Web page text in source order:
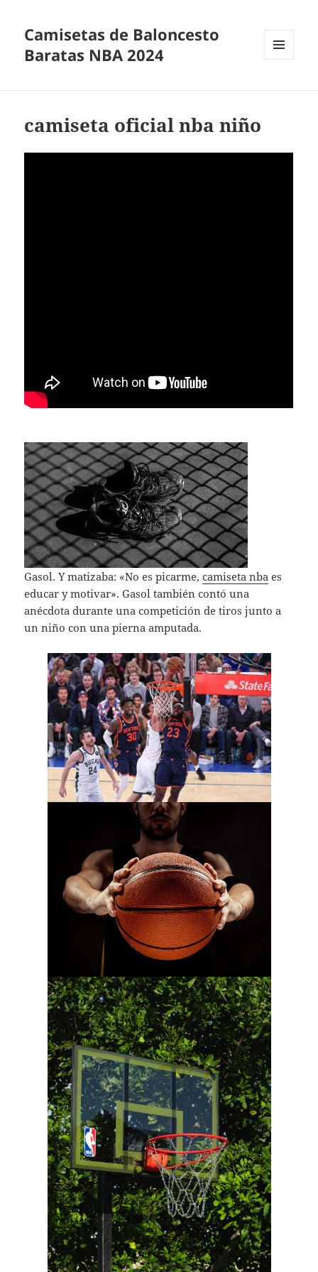
Camisetas de Baloncesto
Baratas NBA 2024
camiseta oficial nba niño
Gasol. Y matizaba: «No es picarme,camiseta nba es
educar y motivar». Gasol también contó una
anécdota durante una competición de tiros junto a
un niño con una pierna amputada.